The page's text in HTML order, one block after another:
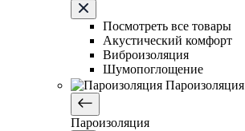
Посмотреть все товары
Акустический комфорт
Виброизоляция
Шумопоглощение
Пароизоляция
Пароизоляция